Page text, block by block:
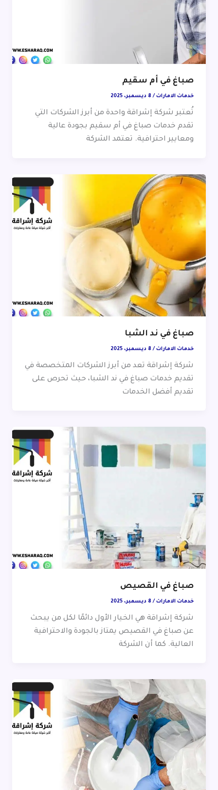
صباغ في أم سقيم
خدمات الامارات/ 8 ديسمبر، 2025
تُعتبر شركة إشراقة واحدة من أبرز الشركات التي
تقدم خدمات صباغ في أم سقيم بجودة عالية
ومعايير احترافية. تعتمد الشركة
صباغ في ند الشبا
خدمات الامارات/ 8 ديسمبر، 2025
شركة إشراقة تعد من أبرز الشركات المتخصصة في
تقديم خدمات صباغ في ند الشبا، حيث تحرص على
تقديم أفضل الخدمات
صباغ في القصيص
خدمات الامارات/ 8 ديسمبر، 2025
شركة إشراقة هي الخيار الأول دائمًا لكل من يبحث
عن صباغ في القصيص يمتاز بالجودة والاحترافية
العالية. كما أن الشركة